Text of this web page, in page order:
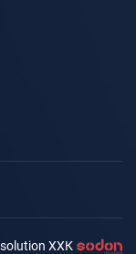
ХХК